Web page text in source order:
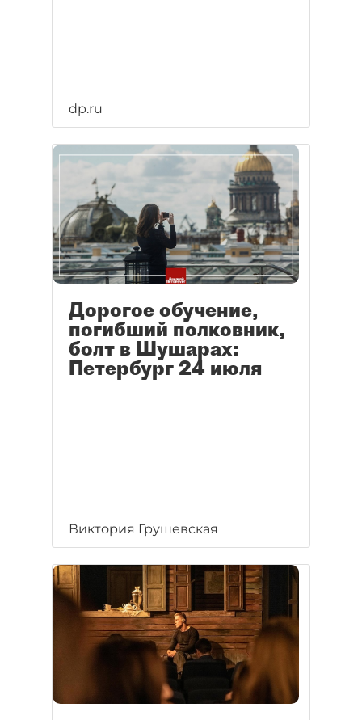
dp.ru
Дорогое обучение,
погибший полковник,
болт в Шушарах:
Петербург 24 июля
Виктория Грушевская